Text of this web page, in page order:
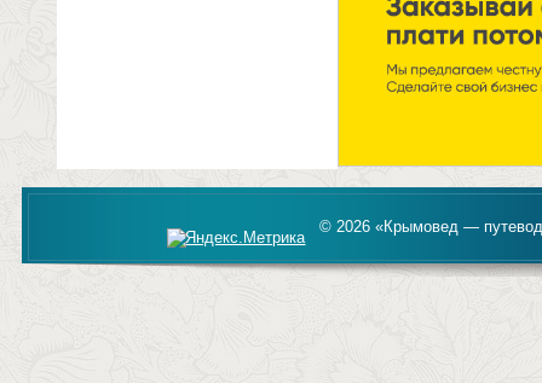
© 2026 «Крымовед —